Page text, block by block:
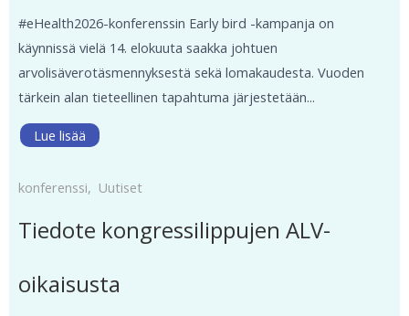
#eHealth2026-konferenssin Early bird -kampanja on
käynnissä vielä 14. elokuuta saakka johtuen
arvolisäverotäsmennyksestä sekä lomakaudesta. Vuoden
tärkein alan tieteellinen tapahtuma järjestetään...
Lue lisää
konferenssi, Uutiset
Tiedote kongressilippujen ALV-
oikaisusta